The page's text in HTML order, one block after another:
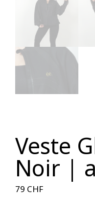
Veste
Noir |
79 CHF